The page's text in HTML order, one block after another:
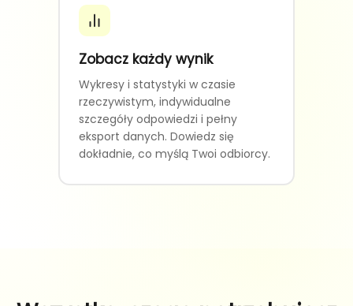
Zobacz każdy wynik
Wykresy i statystyki w czasie
rzeczywistym, indywidualne
szczegóły odpowiedzi i pełny
eksport danych. Dowiedz się
dokładnie, co myślą Twoi odbiorcy.